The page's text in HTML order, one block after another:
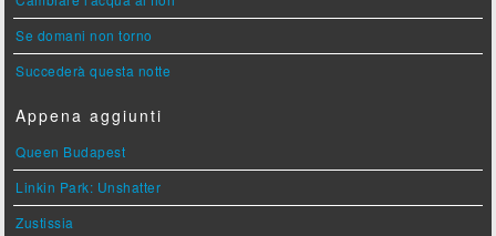
Se domani non torno
Succederà questa notte
Appena aggiunti
Queen Budapest
Linkin Park: Unshatter
Zustissia